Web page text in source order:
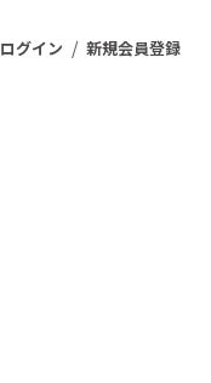
ログイン / 新規会員登録